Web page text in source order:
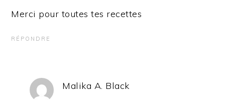
Merci pour toutes tes recettes
RÉPONDRE
Malika A. Black